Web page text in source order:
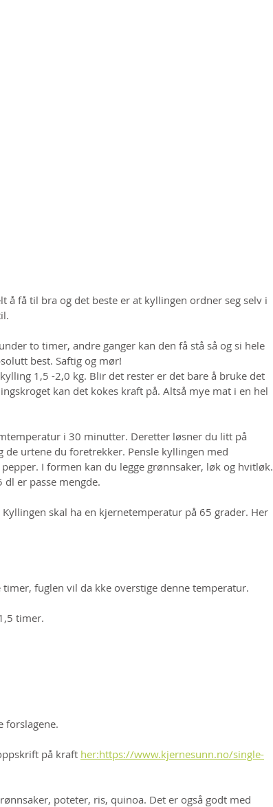
få til bra og det beste er at kyllingen ordner seg selv i
to timer, andre ganger kan den få stå så og si hele
best. Saftig og mør!
1,5 -2,0 kg. Blir det rester er det bare å bruke det
kan det kokes kraft på. Altså mye mat i en hel
i 30 minutter. Deretter løsner du litt på
urtene du foretrekker. Pensle kyllingen med
I formen kan du legge grønnsaker, løk og hvitløk.
er passe mengde.
skal ha en kjernetemperatur på 65 grader. Her
fuglen vil da kke overstige denne temperatur.
timer.
forslagene.
på kraft her:https://www.kjernesunn.no/single-
poteter, ris, quinoa. Det er også godt med